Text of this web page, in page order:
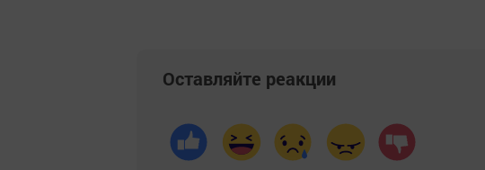
Оставляйте реакции